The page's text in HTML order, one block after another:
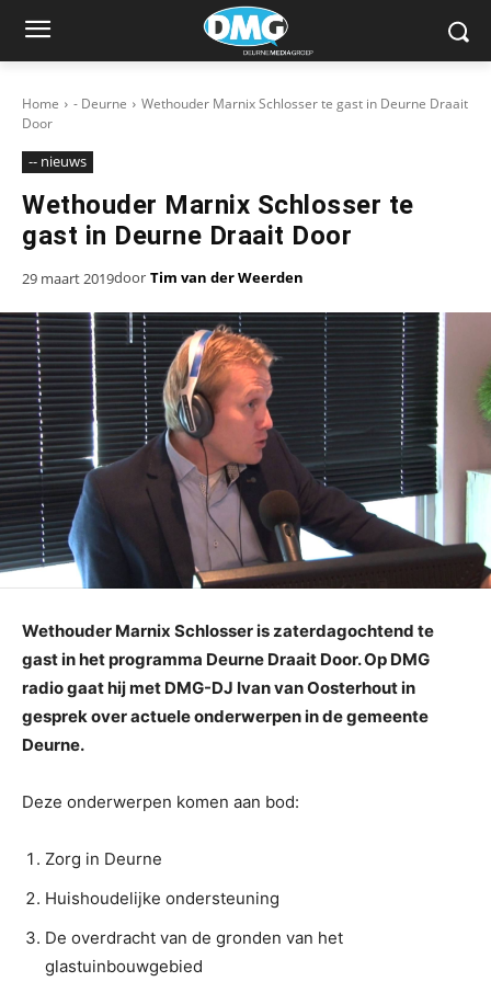
Home - Deurne
Wethouder Marnix Schlosser te gast in Deurne Draait
Door
-- nieuws
Wethouder Marnix Schlosser te
gast in Deurne Draait Door
29 maart 2019door Tim van der Weerden
Wethouder Marnix Schlosser is zaterdagochtend te
gast in het programma Deurne Draait Door. Op DMG
radio gaat hij met DMG-DJ Ivan van Oosterhout in
gesprek over actuele onderwerpen in de gemeente
Deurne.
Deze onderwerpen komen aan bod:
Zorg in Deurne
Huishoudelijke ondersteuning
De overdracht van de gronden van het
glastuinbouwgebied